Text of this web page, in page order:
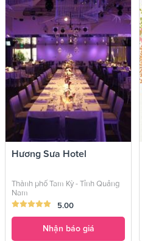
Hương Sưa Hotel
Thành phố Tam Kỳ - Tỉnh Quảng
Nam
5.00
Nhận báo giá